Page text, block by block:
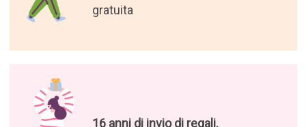
gratuita
16 anni di invio di regali.